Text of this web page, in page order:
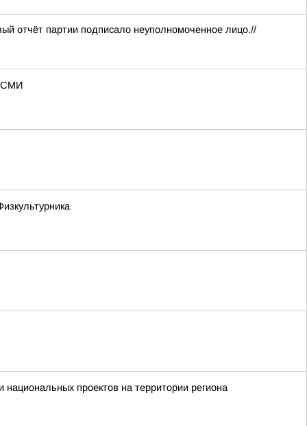
отчёт партии подписало неуполномоченное лицо.//
СМИ
проектов на территории региона